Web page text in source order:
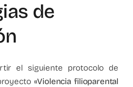
de
el siguiente protocolo de
«Violencia filioparental